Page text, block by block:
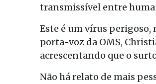
transmissível entre
Este é um vírus perigoso,
porta-voz da OMS,
acrescentando que o
Não há relato de mais